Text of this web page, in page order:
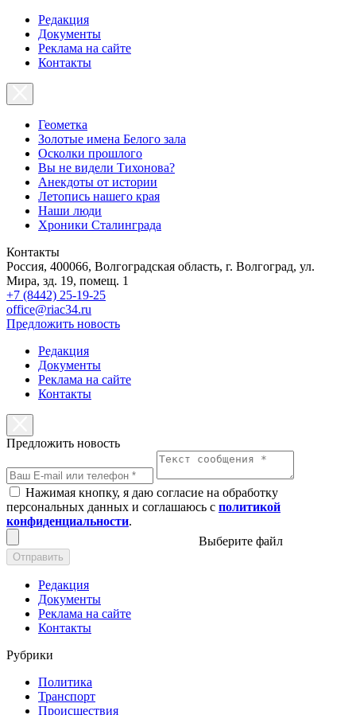
Редакция
Документы
Реклама на сайте
Контакты
Геометка
Золотые имена Белого зала
Осколки прошлого
Вы не видели Тихонова?
Анекдоты от истории
Летопись нашего края
Наши люди
Хроники Сталинграда
Контакты
Россия, 400066, Волгоградская область, г. Волгоград, ул.
Мира, зд. 19, помещ. 1
+7 (8442) 25-19-25
office@riac34.ru
Предложить новость
Редакция
Документы
Реклама на сайте
Контакты
Предложить новость
Нажимая кнопку, я даю согласие на обработку
персональных данных и соглашаюсь с политикой
конфиденциальности.
Выберите файл
Отправить
Редакция
Документы
Реклама на сайте
Контакты
Рубрики
Политика
Транспорт
Происшествия